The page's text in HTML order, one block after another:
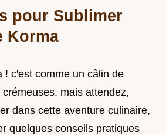
pour Sublimer
Korma
! c'est comme un câlin de
mais attendez,
dans cette aventure culinaire,
quelques conseils pratiques